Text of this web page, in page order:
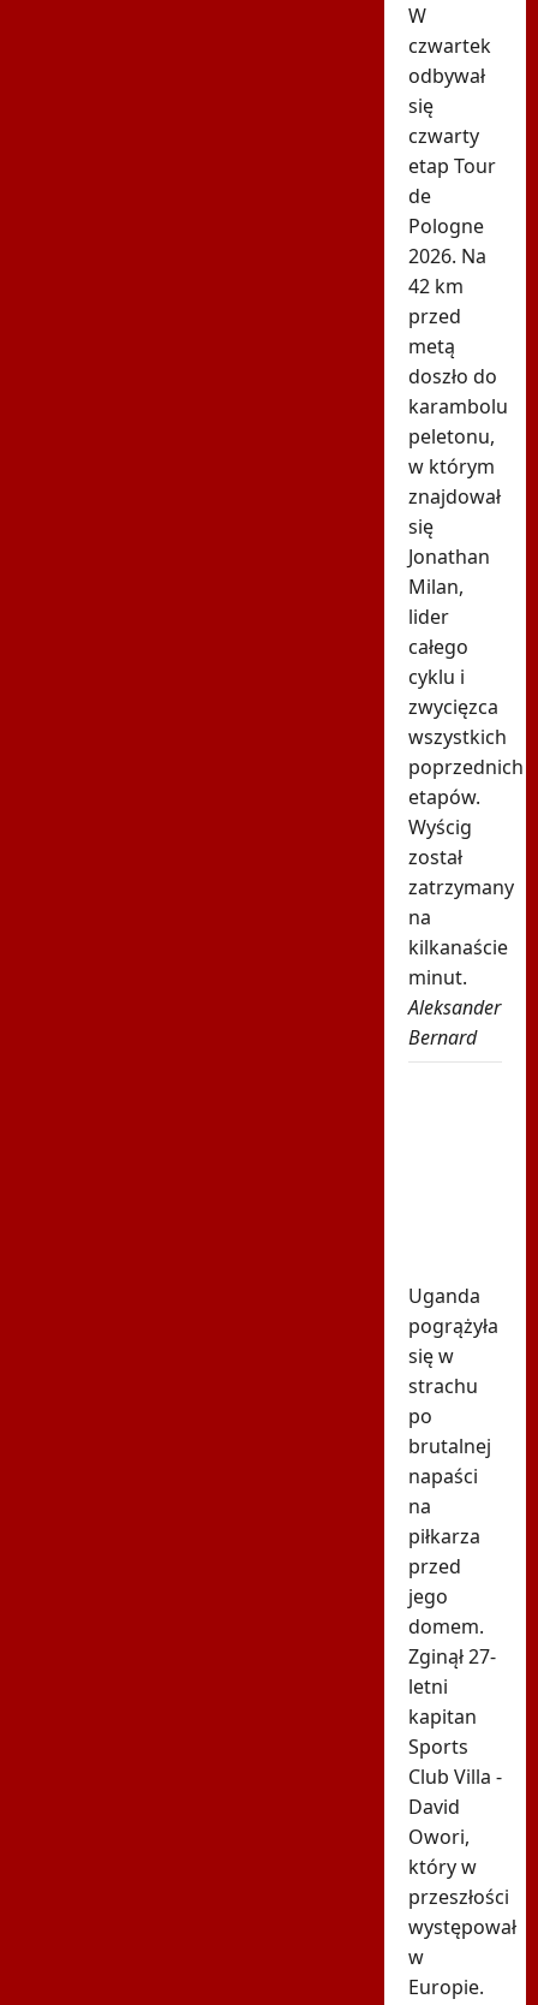
W
czwartek
odbywał
się
czwarty
etap Tour
de
Pologne
2026. Na
42 km
przed
metą
doszło do
karambolu
peletonu,
w którym
znajdował
się
Jonathan
Milan,
lider
całego
cyklu i
zwycięzca
wszystkich
poprzednich
etapów.
Wyścig
został
zatrzymany
na
kilkanaście
minut.
Aleksander
Bernard
Uganda
pogrążyła
się w
strachu
po
brutalnej
napaści
na
piłkarza
przed
jego
domem.
Zginął 27-
letni
kapitan
Sports
Club Villa -
David
Owori,
który w
przeszłości
występował
w
Europie.